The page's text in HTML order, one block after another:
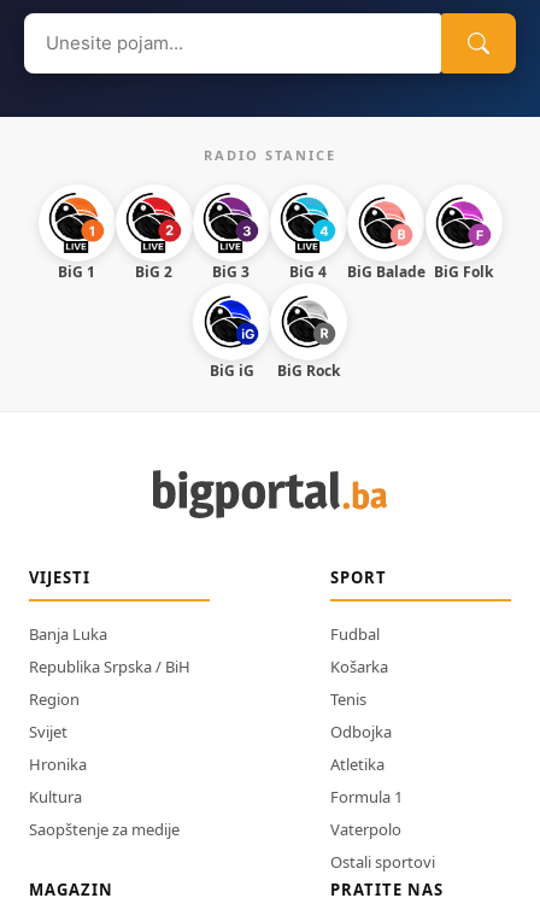
Search
for:
RADIO STANICE
BiG 1 BiG 2 BiG 3 BiG 4 BiG Balade BiG Folk
BiG iG BiG Rock
VIJESTI
Banja Luka
Republika Srpska / BiH
Region
Svijet
Hronika
Kultura
Saopštenje za medije
SPORT
Fudbal
Košarka
Tenis
Odbojka
Atletika
Formula 1
Vaterpolo
Ostali sportovi
MAGAZIN
PRATITE NAS